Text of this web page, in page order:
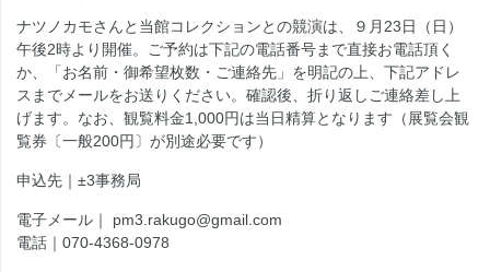
ナツノカモさんと当館コレクションとの競演は、９月23日（日）
午後2時より開催。ご予約は下記の電話番号まで直接お電話頂く
か、「お名前・御希望枚数・ご連絡先」を明記の上、下記アドレ
スまでメールをお送りください。確認後、折り返しご連絡差し上
げます。なお、観覧料金1,000円は当日精算となります（展覧会観
覧券〔一般200円〕が別途必要です）
申込先｜±3事務局
電子メール｜ pm3.rakugo@gmail.com
電話｜070-4368-0978